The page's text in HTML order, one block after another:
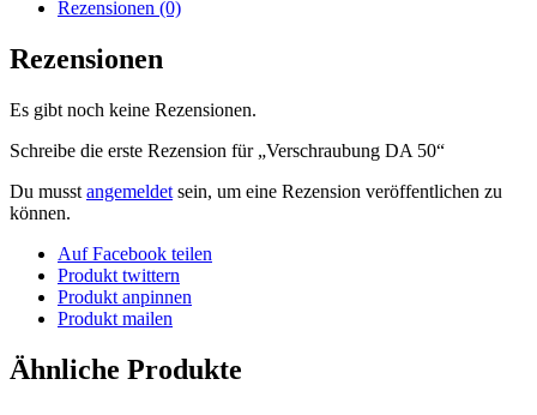
Rezensionen (0)
Rezensionen
Es gibt noch keine Rezensionen.
Schreibe die erste Rezension für „Verschraubung DA 50“
Du musst angemeldet sein, um eine Rezension veröffentlichen zu
können.
Auf Facebook teilen
Produkt twittern
Produkt anpinnen
Produkt mailen
Ähnliche Produkte